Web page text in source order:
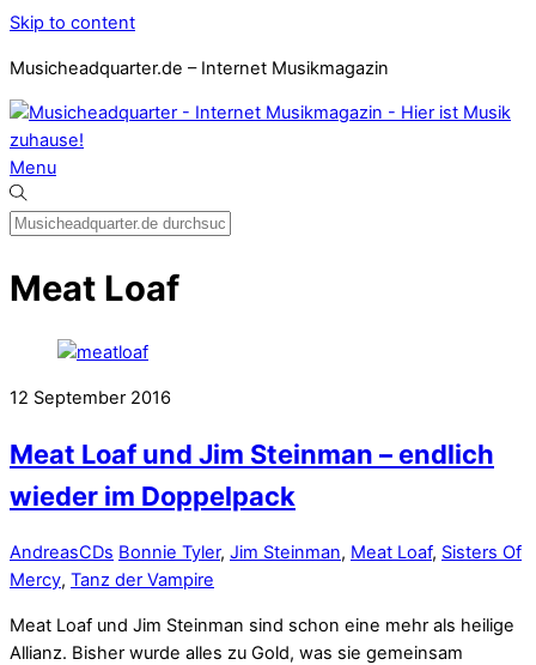
Skip to content
Musicheadquarter.de – Internet Musikmagazin
Menu
Meat Loaf
12 September 2016
Meat Loaf und Jim Steinman – endlich
wieder im Doppelpack
AndreasCDs Bonnie Tyler, Jim Steinman, Meat Loaf, Sisters Of
Mercy, Tanz der Vampire
Meat Loaf und Jim Steinman sind schon eine mehr als heilige
Allianz. Bisher wurde alles zu Gold, was sie gemeinsam